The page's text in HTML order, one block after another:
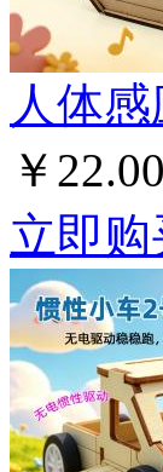
人体
￥
立即购